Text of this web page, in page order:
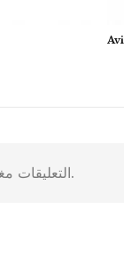
التعليقاتوبينغبكس مفتوحة.